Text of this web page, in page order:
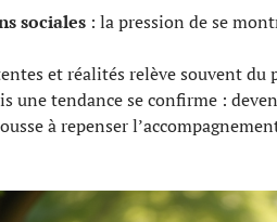
sociales : la pression de se
et réalités relève souvent du
une tendance se confirme :
à repenser